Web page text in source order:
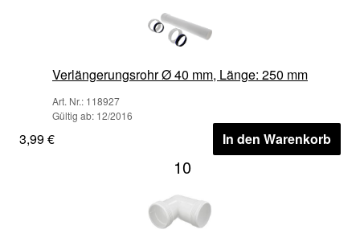
Verlängerungsrohr Ø 40 mm, Länge: 250 mm
Art. Nr.: 118927
Gültig ab: 12/2016
3,99 € In den Warenkorb
10